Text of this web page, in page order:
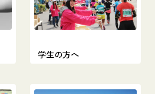
学生の方へ